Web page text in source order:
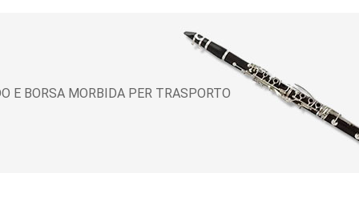
E BORSA MORBIDA PER TRASPORTO